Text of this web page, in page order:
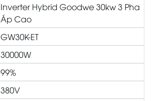
Inverter Hybrid Goodwe 30kw 3 Pha
Áp Cao
GW30K-ET
30000W
99%
380V